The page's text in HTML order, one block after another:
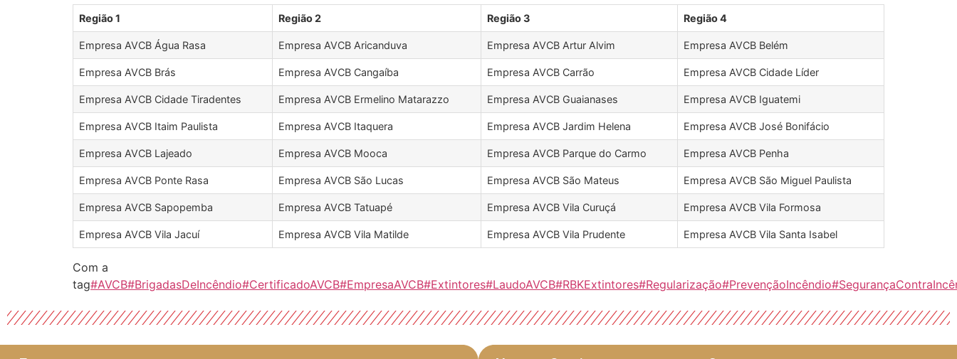
Região 1 Região 2 Região 3 Região 4
Empresa AVCB Água Rasa Empresa AVCB Aricanduva Empresa AVCB Artur Alvim Empresa AVCB Belém
Empresa AVCB Brás Empresa AVCB Cangaíba Empresa AVCB Carrão Empresa AVCB Cidade Líder
Empresa AVCB Cidade Tiradentes Empresa AVCB Ermelino Matarazzo Empresa AVCB Guaianases Empresa AVCB Iguatemi
Empresa AVCB Itaim Paulista Empresa AVCB Itaquera Empresa AVCB Jardim Helena Empresa AVCB José Bonifácio
Empresa AVCB Lajeado Empresa AVCB Mooca Empresa AVCB Parque do Carmo Empresa AVCB Penha
Empresa AVCB Ponte Rasa Empresa AVCB São Lucas Empresa AVCB São Mateus Empresa AVCB São Miguel Paulista
Empresa AVCB Sapopemba Empresa AVCB Tatuapé Empresa AVCB Vila Curuçá Empresa AVCB Vila Formosa
Empresa AVCB Vila Jacuí Empresa AVCB Vila Matilde Empresa AVCB Vila Prudente Empresa AVCB Vila Santa Isabel
Com a
tag#AVCB#BrigadasDeIncêndio#CertificadoAVCB#EmpresaAVCB#Extintores#LaudoAVCB#RBKExtintores#Regularização#PrevençãoIncêndio